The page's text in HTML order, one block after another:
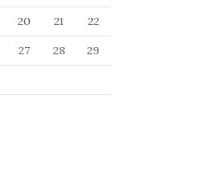
20 21
22
27 28
29